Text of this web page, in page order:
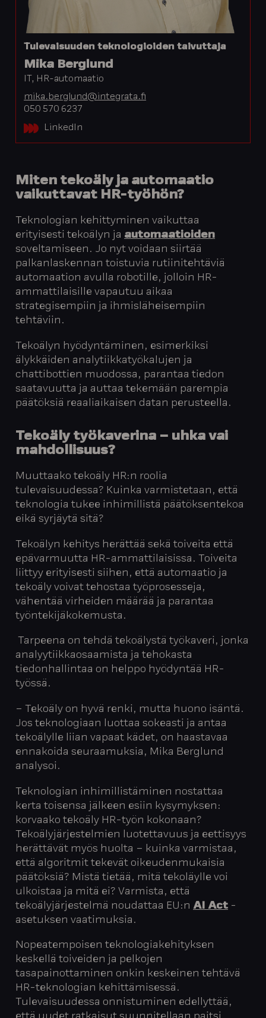
Tulevaisuuden teknologioiden taivuttaja
Mika Berglund
IT, HR-automaatio
mika.berglund@integrata.fi
050 570 6237
LinkedIn
Miten tekoäly ja automaatio
vaikuttavat HR-työhön?
Teknologian kehittyminen vaikuttaa
erityisesti tekoälyn ja automaatioiden
soveltamiseen. Jo nyt voidaan siirtää
palkanlaskennan toistuvia rutiinitehtäviä
automaation avulla robotille, jolloin HR-
ammattilaisille vapautuu aikaa
strategisempiin ja ihmisläheisempiin
tehtäviin.
Tekoälyn hyödyntäminen, esimerkiksi
älykkäiden analytiikkatyökalujen ja
chattibottien muodossa, parantaa tiedon
saatavuutta ja auttaa tekemään parempia
päätöksiä reaaliaikaisen datan perusteella.
Tekoäly työkaverina – uhka vai
mahdollisuus?
Muuttaako tekoäly HR:n roolia
tulevaisuudessa? Kuinka varmistetaan, että
teknologia tukee inhimillistä päätöksentekoa
eikä syrjäytä sitä?
Tekoälyn kehitys herättää sekä toiveita että
epävarmuutta HR-ammattilaisissa. Toiveita
liittyy erityisesti siihen, että automaatio ja
tekoäly voivat tehostaa työprosesseja,
vähentää virheiden määrää ja parantaa
työntekijäkokemusta.
Tarpeena on tehdä tekoälystä työkaveri, jonka
analyytiikkaosaamista ja tehokasta
tiedonhallintaa on helppo hyödyntää HR-
työssä.
– Tekoäly on hyvä renki, mutta huono isäntä.
Jos teknologiaan luottaa sokeasti ja antaa
tekoälylle liian vapaat kädet, on haastavaa
ennakoida seuraamuksia, Mika Berglund
analysoi.
Teknologian inhimillistäminen nostattaa
kerta toisensa jälkeen esiin kysymyksen:
korvaako tekoäly HR-työn kokonaan?
Tekoälyjärjestelmien luotettavuus ja eettisyys
herättävät myös huolta – kuinka varmistaa,
että algoritmit tekevät oikeudenmukaisia
päätöksiä? Mistä tietää, mitä tekoläylle voi
ulkoistaa ja mitä ei? Varmista, että
tekoälyjärjestelmä noudattaa EU:nAI Act -
asetuksen vaatimuksia.
Nopeatempoisen teknologiakehityksen
keskellä toiveiden ja pelkojen
tasapainottaminen onkin keskeinen tehtävä
HR-teknologian kehittämisessä.
Tulevaisuudessa onnistuminen edellyttää,